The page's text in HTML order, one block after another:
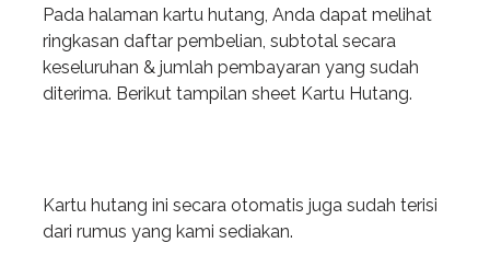
Pada halaman kartu hutang, Anda dapat melihat
ringkasan daftar pembelian, subtotal secara
keseluruhan & jumlah pembayaran yang sudah
diterima. Berikut tampilan sheet Kartu Hutang.
Kartu hutang ini secara otomatis juga sudah terisi
dari rumus yang kami sediakan.